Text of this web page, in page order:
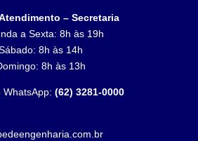
– Secretaria
a Sexta: 8h às 19h
8h às 14h
8h às 13h
WhatsApp: (62) 3281-0000